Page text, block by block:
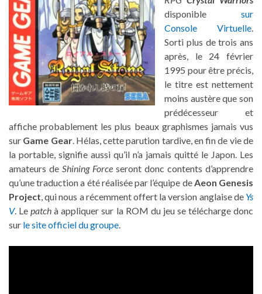
disponible sur
Console Virtuelle.
Sorti plus de trois ans
après, le 24 février
1995 pour être précis,
le titre est nettement
moins austère que son
prédécesseur et
affiche probablement les plus beaux graphismes jamais vus
sur Game Gear. Hélas, cette parution tardive, en fin de vie de
la portable, signifie aussi qu’il n’a jamais quitté le Japon. Les
amateurs de Shining Force seront donc contents d’apprendre
qu’une traduction a été réalisée par l’équipe deAeon Genesis
Project, qui nous a récemment offert la version anglaise de Ys
V. Lepatch à appliquer sur la ROM du jeu se télécharge donc
sur le site officiel du groupe.